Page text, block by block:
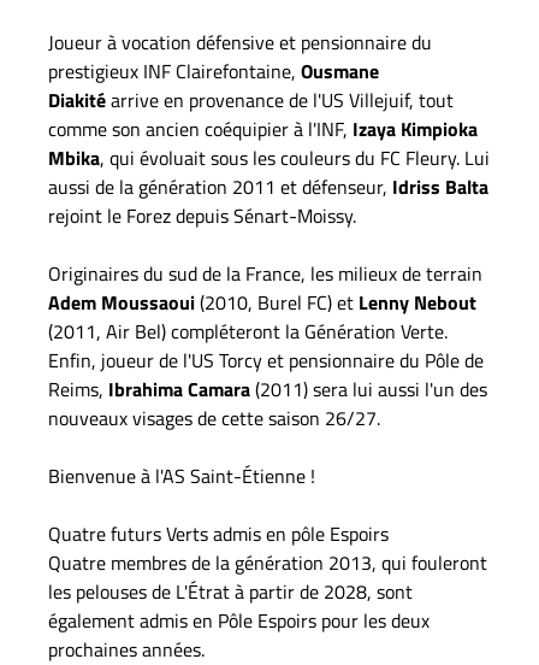
Joueur à vocation défensive et pensionnaire du
prestigieux INF Clairefontaine, Ousmane
Diakitéarrive en provenance de l'US Villejuif, tout
comme son ancien coéquipier à l'INF, Izaya Kimpioka
Mbika, qui évoluait sous les couleurs du FC Fleury. Lui
aussi de la génération 2011 et défenseur, Idriss Balta
rejoint le Forez depuis Sénart-Moissy.
Originaires du sud de la France, les milieux de terrain
Adem Moussaoui(2010, Burel FC) et Lenny Nebout
(2011, Air Bel) compléteront la Génération Verte.
Enfin, joueur de l'US Torcy et pensionnaire du Pôle de
Reims, Ibrahima Camara(2011) sera lui aussi l'un des
nouveaux visages de cette saison 26/27.
Bienvenue à l'AS Saint-Étienne !
Quatre futurs Verts admis en pôle Espoirs
Quatre membres de la génération 2013, qui fouleront
les pelouses de L'Étrat à partir de 2028, sont
également admis en Pôle Espoirs pour les deux
prochaines années.